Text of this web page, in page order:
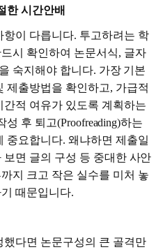
한 시간안배
이 다릅니다. 투고하려는 학
시 확인하여 논문서식, 글자
숙지해야 합니다. 가장 기본
제출방법을 확인하고, 가급적
적 여유가 있도록 계획하는
후 퇴고(Proofreading)하는
중요합니다. 왜냐하면 제출일
면 글의 구성 등 중대한 사안
지 크고 작은 실수를 미처 놓
때문입니다.
다면 논문구성의 큰 골격만